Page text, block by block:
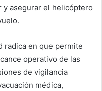
y asegurar el helicóptero
radica en que permite
operativo de las
de vigilancia
médica,